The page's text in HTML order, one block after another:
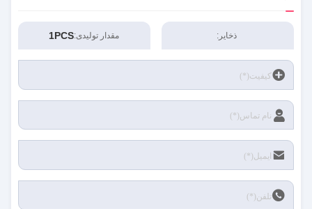
ذخایر: مقدار تولیدی:1PCS